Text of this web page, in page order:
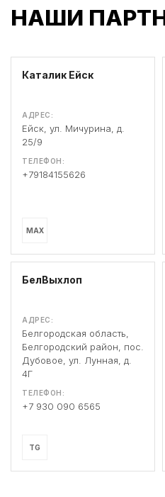
НАШИ
Каталик Ейск
АДРЕС:
Ейск, ул. Мичурина, д.
25/9
ТЕЛЕФОН:
+79184155626
MAX
БелВыхлоп
АДРЕС:
Белгородская область,
Белгородский район, пос.
Дубовое, ул. Лунная, д.
4Г
ТЕЛЕФОН:
+7 930 090 6565
TG